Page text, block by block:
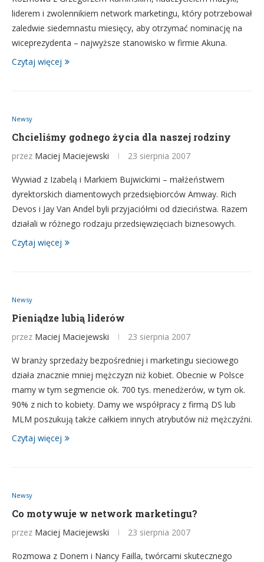
liderem i zwolennikiem network marketingu, który potrzebował
zaledwie siedemnastu miesięcy, aby otrzymać nominację na
wiceprezydenta – najwyższe stanowisko w firmie Akuna.
Czytaj więcej
Newsy
Chcieliśmy godnego życia dla naszej rodziny
przez Maciej Maciejewski 23 sierpnia 2007
Wywiad z Izabelą i Markiem Bujwickimi – małżeństwem
dyrektorskich diamentowych przedsiębiorców Amway. Rich
Devos i Jay Van Andel byli przyjaciółmi od dzieciństwa. Razem
działali w różnego rodzaju przedsięwzięciach biznesowych.
Czytaj więcej
Newsy
Pieniądze lubią liderów
przez Maciej Maciejewski 23 sierpnia 2007
W branży sprzedaży bezpośredniej i marketingu sieciowego
działa znacznie mniej mężczyzn niż kobiet. Obecnie w Polsce
mamy w tym segmencie ok. 700 tys. menedżerów, w tym ok.
90% z nich to kobiety. Damy we współpracy z firmą DS lub
MLM poszukują także całkiem innych atrybutów niż mężczyźni.
Czytaj więcej
Newsy
Co motywuje w network marketingu?
przez Maciej Maciejewski 23 sierpnia 2007
Rozmowa z Donem i Nancy Failla, twórcami skutecznego